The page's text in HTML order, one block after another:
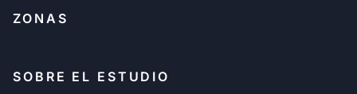
ZONAS
SOBRE EL ESTUDIO